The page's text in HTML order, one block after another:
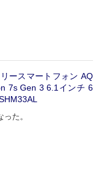
ースマートフォン AQ
7s Gen 3 6.1インチ 6
た。